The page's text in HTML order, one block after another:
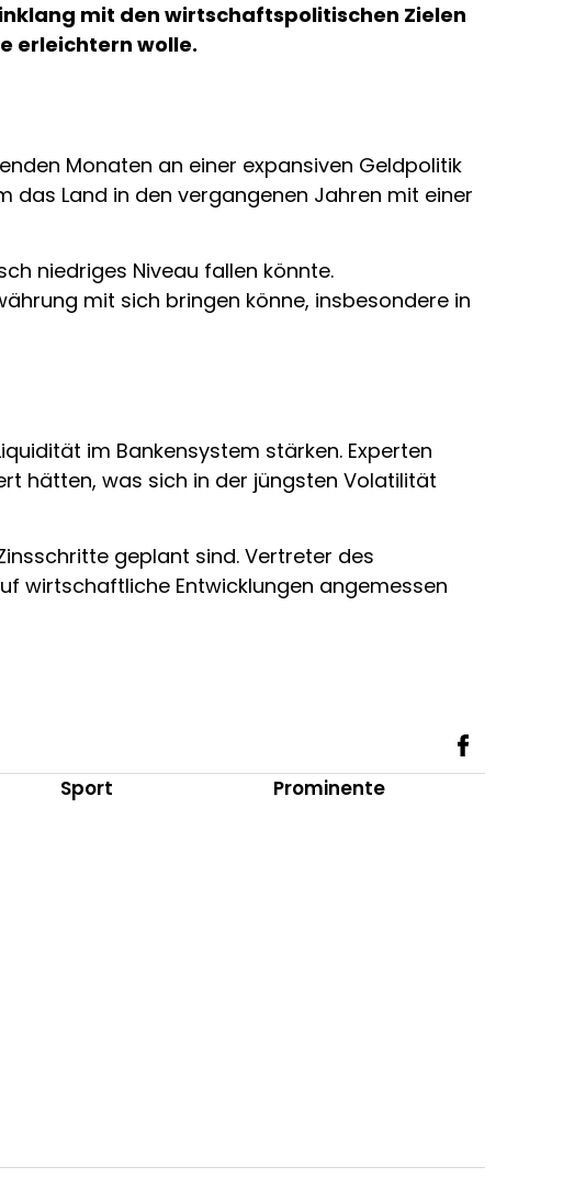
mit den wirtschaftspolitischen Zielen
erleichtern wolle.
Monaten an einer expansiven Geldpolitik
das Land in den vergangenen Jahren mit einer
niedriges Niveau fallen könnte.
mit sich bringen könne, insbesondere in
im Bankensystem stärken. Experten
hätten, was sich in der jüngsten Volatilität
geplant sind. Vertreter des
wirtschaftliche Entwicklungen angemessen
Sport Prominente